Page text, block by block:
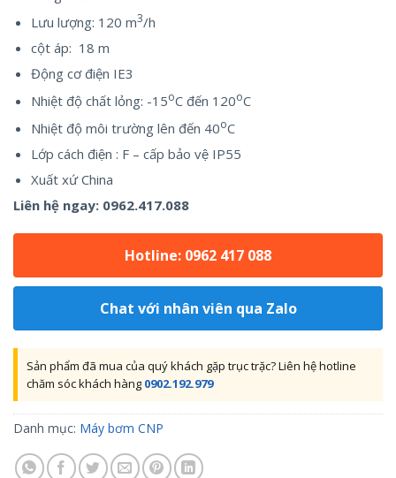
Lưu lượng: 120 m3/h
cột áp: 18 m
Động cơ điện IE3
Nhiệt độ chất lỏng: -15oC đến 120oC
Nhiệt độ môi trường lên đến 40oC
Lớp cách điện : F – cấp bảo vệ IP55
Xuất xứ China
Liên hệ ngay: 0962.417.088
Hotline: 0962 417 088
Chat với nhân viên qua Zalo
Sản phẩm đã mua của quý khách gặp trục trặc? Liên hệ hotline
chăm sóc khách hàng 0902.192.979
Danh mục: Máy bơm CNP